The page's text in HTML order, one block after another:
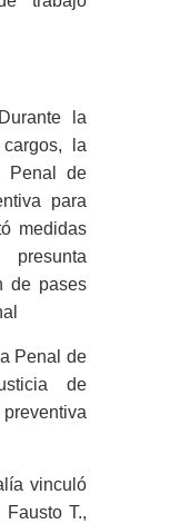
Durante la
la
Penal de
para
medidas
de pases
Penal de
de
vinculó
T.,